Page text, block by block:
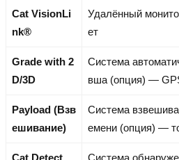
Cat VisionLi
nk®
Удалённый
ет
Grade with 2
D/3D
Система
вша (опция) —
Payload (Взв
ешивание)
Система
емени (опция) —
Cat Detect
Система